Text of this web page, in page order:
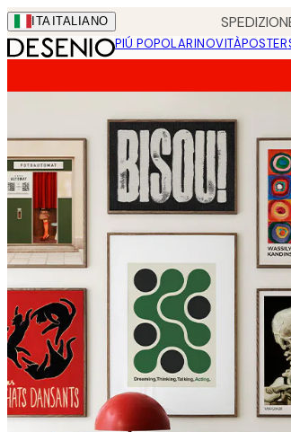
Skip
to
main
ITA ITALIANO
PIÚ POPOLARINOVITÀPOSTER